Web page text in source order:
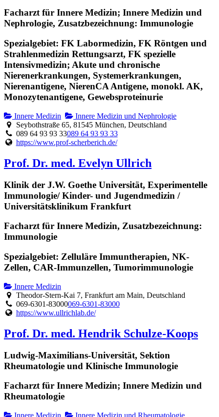
Facharzt für Innere Medizin; Innere Medizin und
Nephrologie, Zusatzbezeichnung: Immunologie
Spezialgebiet: FK Labormedizin, FK Röntgen und
Strahlenmedizin Rettungsarzt, FK spezielle
Intensivmedizin; Akute und chronische
Nierenerkrankungen, Systemerkrankungen,
Nierenantigene, NierenCA Antigene, monokl. AK,
Monozytenantigene, Gewebsproteinurie
Innere Medizin
Innere Medizin und Nephrologie
Seybothstraße 65, 81545 München, Deutschland
089 64 93 93 33089 64 93 93 33
https://www.prof-scherberich.de/
Prof. Dr. med. Evelyn Ullrich
Klinik der J.W. Goethe Universität, Experimentelle
Immunologie/ Kinder- und Jugendmedizin /
Universitätsklinikum Frankfurt
Facharzt für Innere Medizin, Zusatzbezeichnung:
Immunologie
Spezialgebiet: Zelluläre Immuntherapien, NK-
Zellen, CAR-Immunzellen, Tumorimmunologie
Innere Medizin
Theodor-Stern-Kai 7, Frankfurt am Main, Deutschland
069-6301-83000069-6301-83000
https://www.ullrichlab.de/
Prof. Dr. med. Hendrik Schulze-Koops
Ludwig-Maximilians-Universität, Sektion
Rheumatologie und Klinische Immunologie
Facharzt für Innere Medizin; Innere Medizin und
Rheumatologie
Innere Medizin Innere Medizin und Rheumatologie